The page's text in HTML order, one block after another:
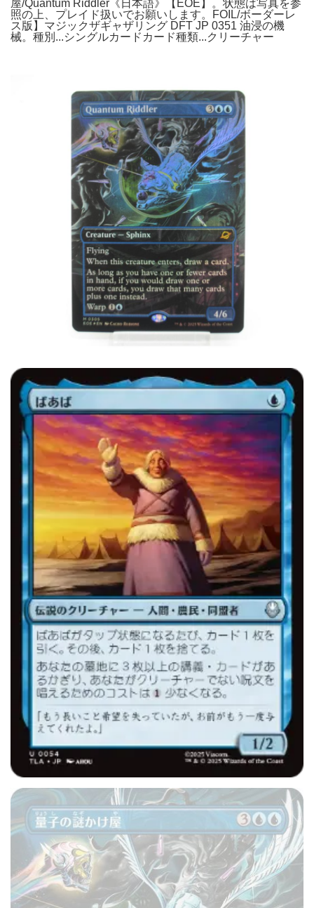
屋/Quantum Riddler《日本語》【EOE】。状態は写真を参
照の上、プレイド扱いでお願いします。FOIL/ボーダーレ
ス版】マジックザギャザリング DFT JP 0351 油浸の機
械。種別...シングルカードカード種類...クリーチャー